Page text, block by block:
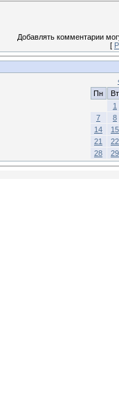
Добавлять комментарии
[
Пн
Вт
1
7
8
14
15
21
22
28
29